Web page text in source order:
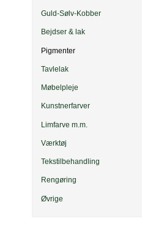
Guld-Sølv-Kobber
Bejdser & lak
Pigmenter
Tavlelak
Møbelpleje
Kunstnerfarver
Limfarve m.m.
Værktøj
Tekstilbehandling
Rengøring
Øvrige